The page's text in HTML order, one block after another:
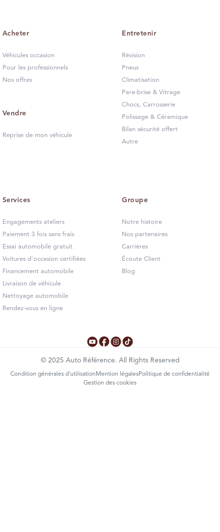
Acheter
Véhicules occasion
Pour les professionnels
Nos offres
Vendre
Reprise de mon véhicule
Entretenir
Révision
Pneus
Climatisation
Pare-brise & Vitrage
Chocs, Carrosserie
Polissage & Céramique
Bilan sécurité offert
Autre
Services
Engagements ateliers
Paiement 3 fois sans frais
Essai automobile gratuit
Voitures d'occasion certifiées
Financement automobile
Livraison de véhicule
Nettoyage automobile
Rendez-vous en ligne
Groupe
Notre histoire
Nos partenaires
Carrières
Écoute Client
Blog
© 2025 Auto Référence. All Rights Reserved
Condition générales d'utilisationMention légalesPolitique de confidentialité
Gestion des cookies